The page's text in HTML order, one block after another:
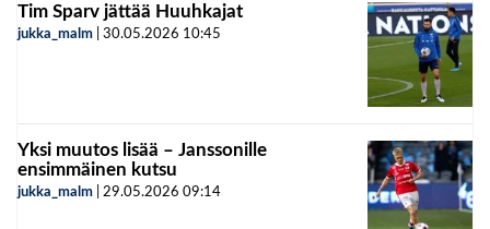
Tim Sparv jättää Huuhkajat
jukka_malm 30.05.2026 10:45
Yksi muutos lisää – Janssonille
ensimmäinen kutsu
jukka_malm 29.05.2026 09:14